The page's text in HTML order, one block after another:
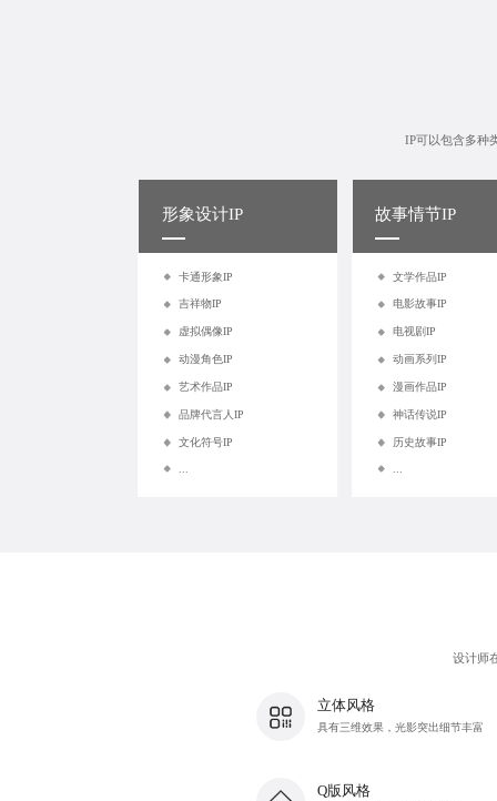
IP可以包含多种
形象设计IP
卡通形象IP
吉祥物IP
虚拟偶像IP
动漫角色IP
艺术作品IP
品牌代言人IP
文化符号IP
故事情节IP
文学作品IP
电影故事IP
电视剧IP
动画系列IP
漫画作品IP
神话传说IP
历史故事IP
设计师
立体风格
具有三维效果，光影突出细节丰富
Q版风格